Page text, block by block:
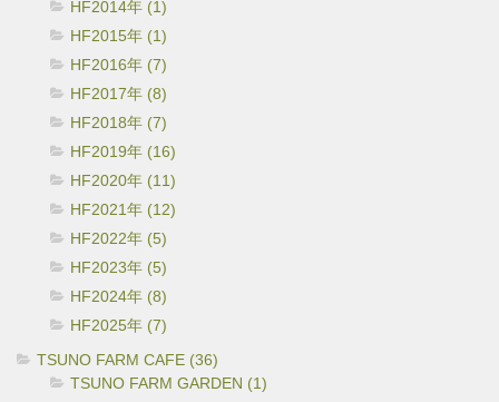
HF2014年 (1)
HF2015年 (1)
HF2016年 (7)
HF2017年 (8)
HF2018年 (7)
HF2019年 (16)
HF2020年 (11)
HF2021年 (12)
HF2022年 (5)
HF2023年 (5)
HF2024年 (8)
HF2025年 (7)
TSUNO FARM CAFE (36)
TSUNO FARM GARDEN (1)